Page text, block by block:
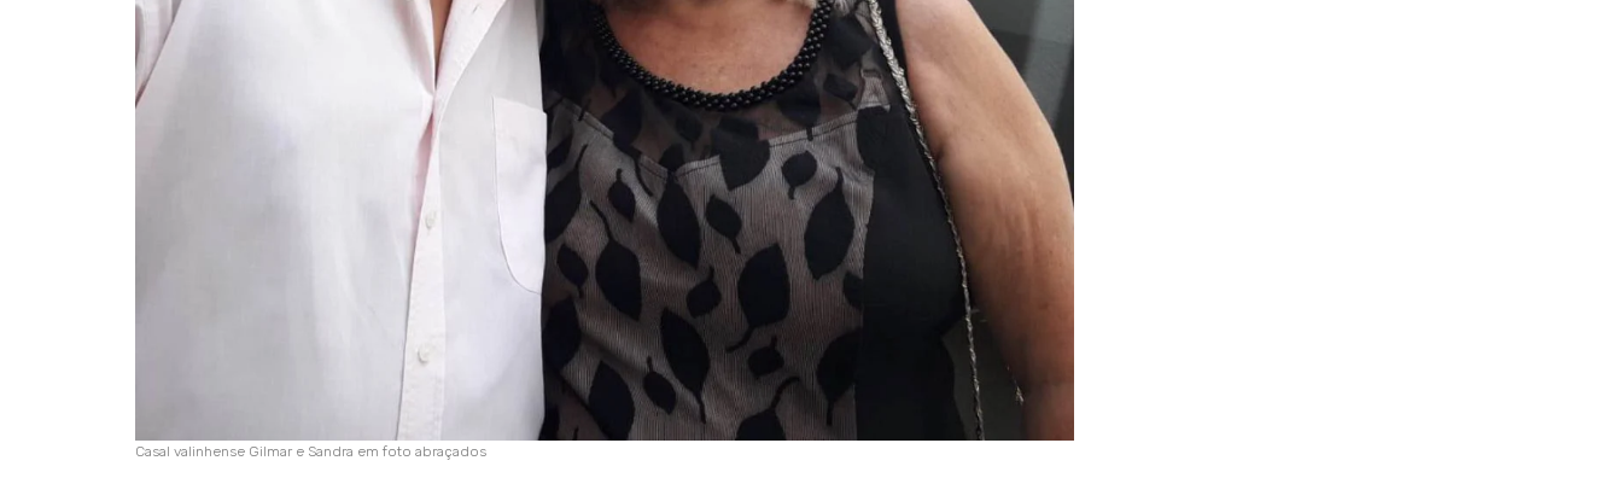
Casal valinhense Gilmar e Sandra em foto abraçados